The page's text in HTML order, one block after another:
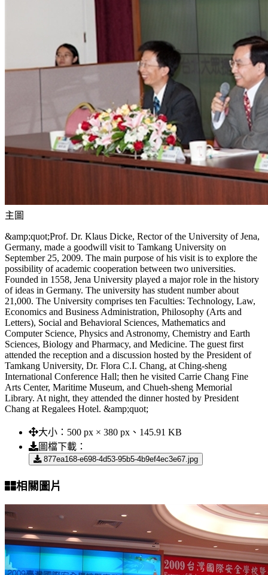
主圖
&amp;quot;Prof. Dr. Klaus Dicke, Rector of the University of Jena,
Germany, made a goodwill visit to Tamkang University on
September 25, 2009. The main purpose of his visit is to explore the
possibility of academic cooperation between two universities.
Founded in 1558, Jena University played a major role in the history
of ideas in Germany. The university has student number about
21,000. The University comprises ten Faculties: Technology, Law,
Economics and Business Administration, Philosophy (Arts and
Letters), Social and Behavioral Sciences, Mathematics and
Computer Science, Physics and Astronomy, Chemistry and Earth
Sciences, Biology and Pharmacy, and Medicine. The guest first
attended the reception and a discussion hosted by the President of
Tamkang University, Dr. Flora C.I. Chang, at Ching-sheng
International Conference Hall; then he visited Carrie Chang Fine
Arts Center, Maritime Museum, and Chueh-sheng Memorial
Library. At night, they attended the dinner hosted by President
Chang at Regalees Hotel. &amp;quot;
大小： 500 px × 380 px、145.91 KB
圖檔下載：
877ea168-e698-4d53-95b5-4b9ef4ec3e67.jpg
相關圖片